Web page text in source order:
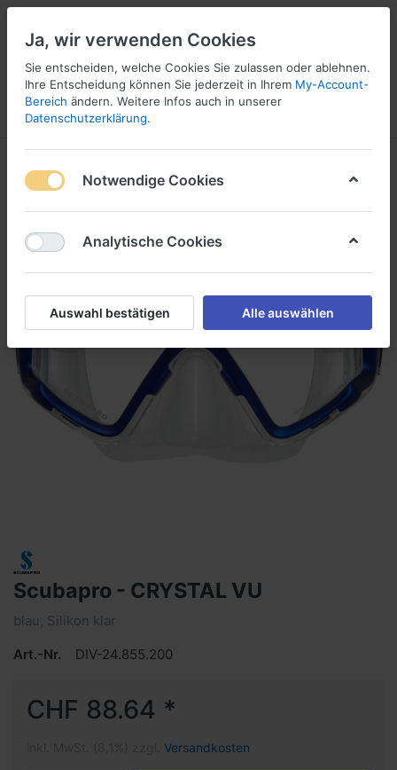
Menü Anmelden
16
Scubapro - CRYSTAL VU
blau, Silikon klar
Art.-Nr.
DIV-24.855.200
CHF 88.64 *
Versandkosten
Ja, wir verwenden Cookies
Sie entscheiden, welche Cookies Sie zulassen oder ablehnen.
Ihre Entscheidung können Sie jederzeit in Ihrem My-Account-
Bereich ändern. Weitere Infos auch in unserer
Datenschutzerklärung.
Notwendige Cookies
Analytische Cookies
Auswahl bestätigen Alle auswählen